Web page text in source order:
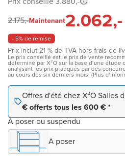
2.175,-Maintenant2.062,-
- 5% de remise
Prix inclut 21 % de TVA hors frais de
Le prix conseillé est le prix de vente
déterminé par X²O sur la base d’une étude
analysant les prix pratiqués par des
au cours des six derniers mois. (Plus
Offres d'été chez X²O Salles
€ offerts tous les 600 € *
À poser ou suspendu
A poser